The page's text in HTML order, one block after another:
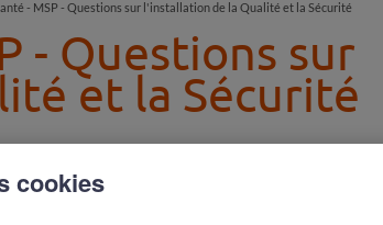
- MSP - Questions sur l'installation de la Qualité et la Sécurité
- Questions sur
et la Sécurité
cookies